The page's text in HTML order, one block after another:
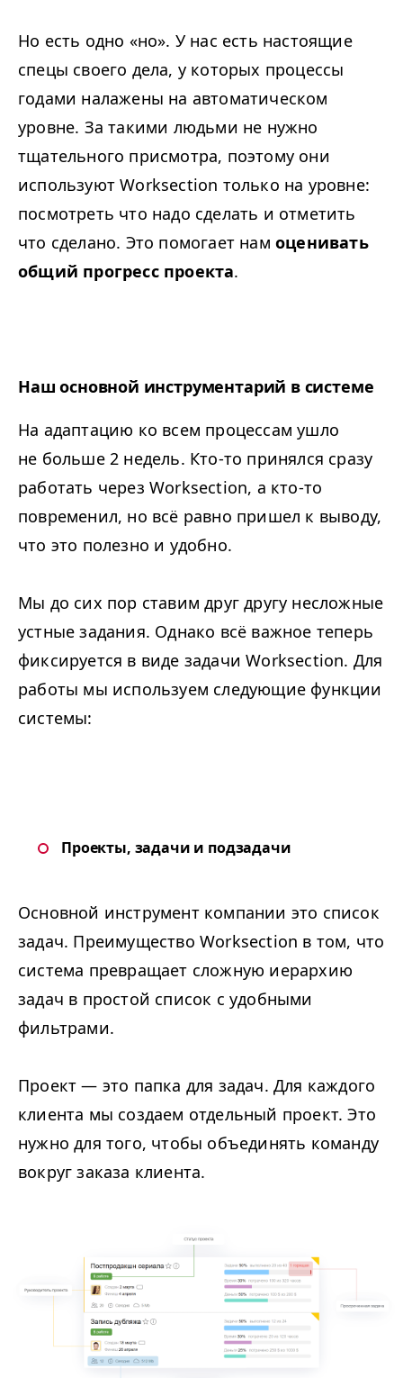
Но есть одно «но». У нас есть настоящие
спецы своего дела, у которых процессы
годами налажены на автоматическом
уровне. За такими людьми не нужно
тщательного присмотра, поэтому они
используют Worksection только на уровне:
посмотреть что надо сделать и отметить
что сделано. Это помогает нам оценивать
общий прогресс проекта.
Наш основной инструментарий в системе
На адаптацию ко всем процессам ушло
не больше 2 недель. Кто-то принялся сразу
работать через Worksection, а кто-то
повременил, но всё равно пришел к выводу,
что это полезно и удобно.
Мы до сих пор ставим друг другу несложные
устные задания. Однако всё важное теперь
фиксируется в виде задачи Worksection. Для
работы мы используем следующие функции
системы:
Проекты, задачи и подзадачи
Основной инструмент компании это список
задач. Преимущество Worksection в том, что
система превращает сложную иерархию
задач в простой список с удобными
фильтрами.
Проект — это папка для задач. Для каждого
клиента мы создаем отдельный проект. Это
нужно для того, чтобы объединять команду
вокруг заказа клиента.